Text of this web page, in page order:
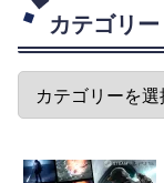
カテゴリー